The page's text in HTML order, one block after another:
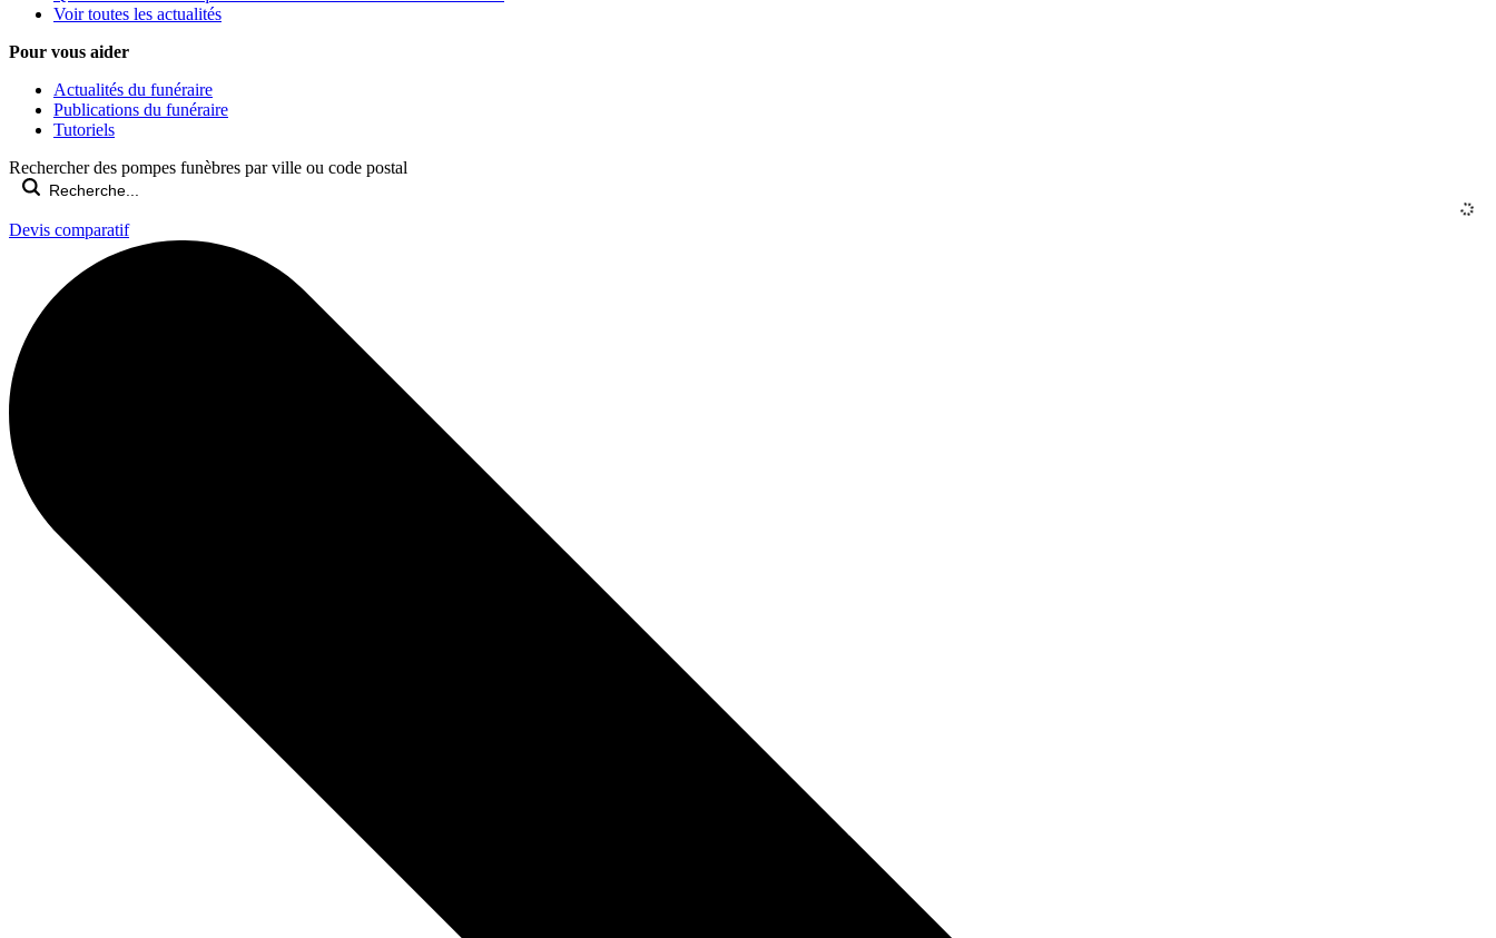
Voir toutes les actualités
Pour vous aider
Actualités du funéraire
Publications du funéraire
Tutoriels
Rechercher des pompes funèbres par ville ou code postal
Devis comparatif